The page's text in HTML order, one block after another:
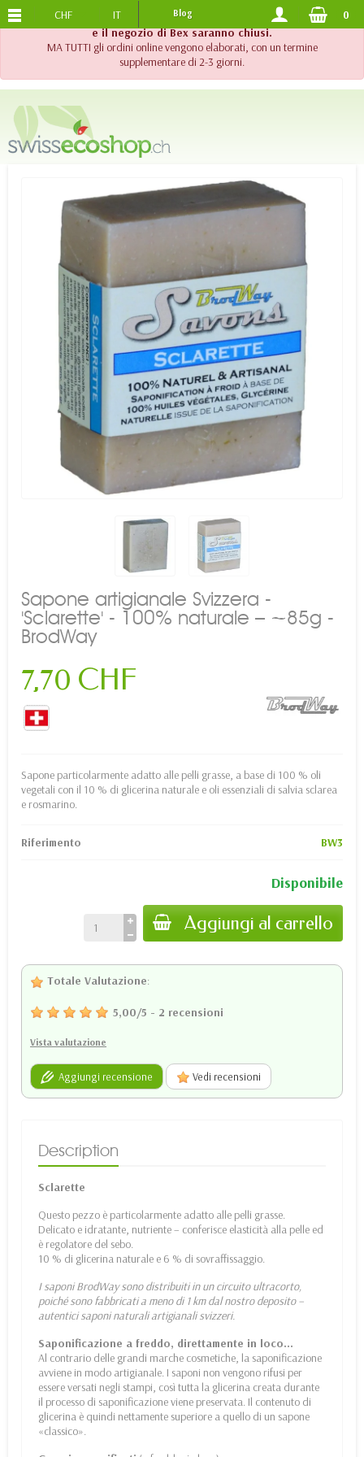
!! Importante !! Fino al 20 agosto 2026, l'assistenza telefonica
e il negozio di Bex saranno chiusi.
MA TUTTI gli ordini online vengono elaborati, con un termine
supplementare di 2-3 giorni.
SPEDIZIONE GRATUITADA 120.-
CHF IT Blog 0
Sapone artigianale Svizzera -
'Sclarette' - 100% naturale – ~85g -
BrodWay
7,70 CHF
Sapone particolarmente adatto alle pelli grasse, a base di 100 % oli
vegetali con il 10 % di glicerina naturale e oli essenziali di salvia sclarea
e rosmarino.
Riferimento BW3
Disponibile
Aggiungi al carrello
Totale Valutazione:
5,00/5 - 2 recensioni
Vista valutazione
Aggiungi recensione Vedi recensioni
Description
Sclarette
Questo pezzo è particolarmente adatto alle pelli grasse.
Delicato e idratante, nutriente – conferisce elasticità alla pelle ed
è regolatore del sebo.
10 % di glicerina naturale e 6 % di sovraffissaggio.
I saponi BrodWay sono distribuiti in un circuito ultracorto,
poiché sono fabbricati a meno di 1 km dal nostro deposito –
autentici saponi naturali artigianali svizzeri.
Saponificazione a freddo, direttamente in loco…
Al contrario delle grandi marche cosmetiche, la saponificazione
avviene in modo artigianale. I saponi non vengono rifusi per
essere versati negli stampi, così tutta la glicerina creata durante
il processo di saponificazione viene preservata. Il contenuto di
glicerina è quindi nettamente superiore a quello di un sapone
«classico».